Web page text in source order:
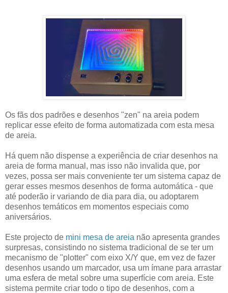
Os fãs dos padrões e desenhos "zen" na areia podem
replicar esse efeito de forma automatizada com esta mesa
de areia.
Há quem não dispense a experiência de criar desenhos na
areia de forma manual, mas isso não invalida que, por
vezes, possa ser mais conveniente ter um sistema capaz de
gerar esses mesmos desenhos de forma automática - que
até poderão ir variando de dia para dia, ou adoptarem
desenhos temáticos em momentos especiais como
aniversários.
Este projecto de mini mesa de areia não apresenta grandes
surpresas, consistindo no sistema tradicional de se ter um
mecanismo de "plotter" com eixo X/Y que, em vez de fazer
desenhos usando um marcador, usa um ímane para arrastar
uma esfera de metal sobre uma superfície com areia. Este
sistema permite criar todo o tipo de desenhos, com a